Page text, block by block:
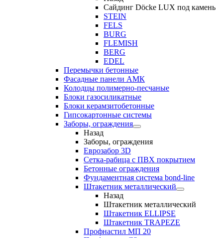
Сайдинг Döcke LUX под камень
STEIN
FELS
BURG
FLEMISH
BERG
EDEL
Перемычки бетонные
Фасадные панели АМК
Колодцы полимерно-песчаные
Блоки газосиликатные
Блоки керамзитобетонные
Гипсокартонные системы
Заборы, ограждения
Назад
Заборы, ограждения
Еврозабор 3D
Сетка-рабица с ПВХ покрытием
Бетонные ограждения
Фундаментная система bond-line
Штакетник металлический
Назад
Штакетник металлический
Штакетник ELLIPSE
Штакетник TRAPEZE
Профнастил МП 20